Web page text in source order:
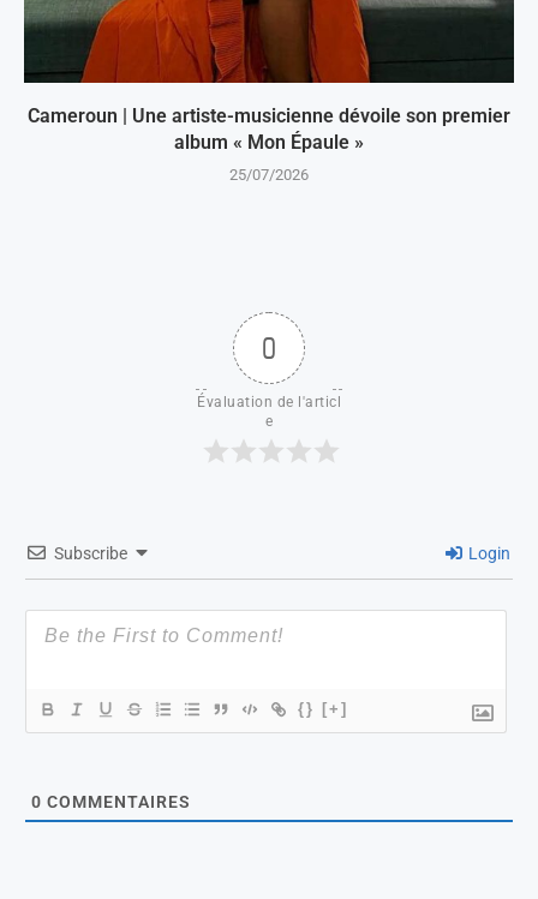
Cameroun | Une artiste-musicienne dévoile son premier
album « Mon Épaule »
25/07/2026
0
Évaluation de l'articl
e
Subscribe Login
{} [+]
0 COMMENTAIRES